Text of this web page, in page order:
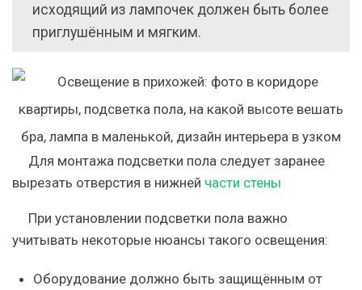
исходящий из лампочек должен быть более
приглушённым и мягким.
Для монтажа подсветки пола следует заранее
вырезать отверстия в нижней части стены
При установлении подсветки пола важно
учитывать некоторые нюансы такого освещения:
Оборудование должно быть защищённым от